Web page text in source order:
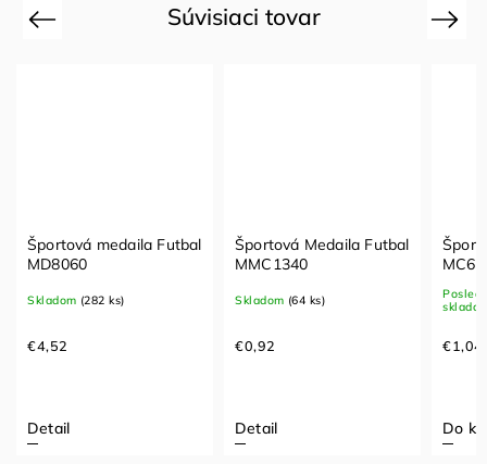
Súvisiaci tovar
Previous
Športová medaila Futbal
MD8060
Skladom (282 ks)
€4,52
Detail
Športová Medaila Futbal
MMC1340
Skladom (64 ks)
€0,92
Detail
€1,04
Do
Next